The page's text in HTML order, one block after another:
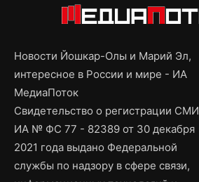
Новости Йошкар-Олы и Марий Эл,
интересное в России и мире - ИА
МедиаПоток
Свидетельство о регистрации СМИ
ИА № ФС 77 - 82389 от 30 декабря
2021 года выдано Федеральной
службы по надзору в сфере связи,